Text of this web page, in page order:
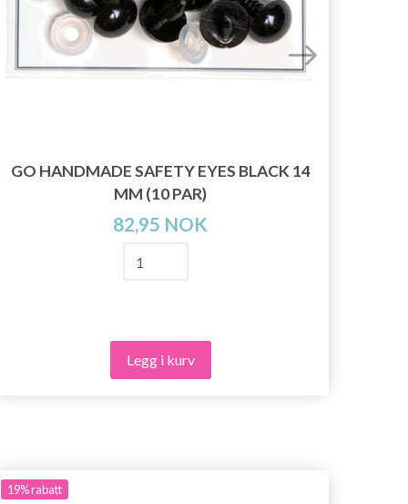
GO HANDMADE SAFETY EYES BLACK 14
MM (10 PAR)
82,95 NOK
Legg i kurv
19%rabatt